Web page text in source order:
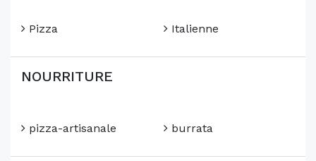
Pizza Italienne
NOURRITURE
pizza-artisanale burrata